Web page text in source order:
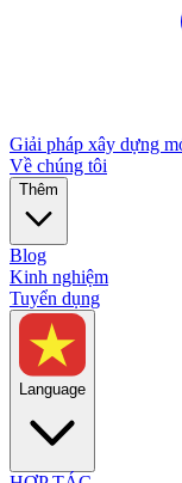
Giải pháp xây dựng
Về chúng tôi
Thêm
Blog
Kinh nghiệm
Tuyển dụng
Language